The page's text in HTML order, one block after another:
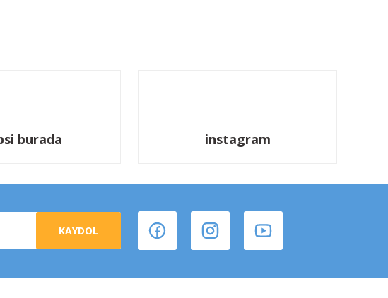
burada instagram
KAYDOL